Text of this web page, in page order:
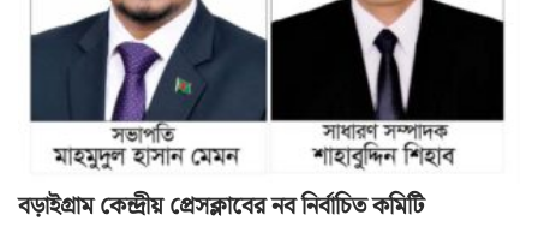
বড়াইগ্রাম কেন্দ্রীয় প্রেসক্লাবের নব নির্বাচিত কমিটি